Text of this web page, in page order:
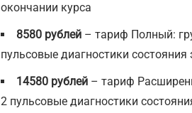
окончании курса
8580 рублей – тариф Полный:
пульсовые диагностики
14580 рублей – тариф
2 пульсовые диагностики